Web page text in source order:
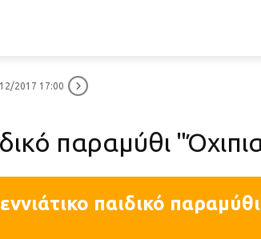
2017 17:00
παραμύθι
παιδικό